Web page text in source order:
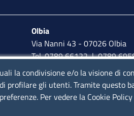
Olbia
Via Nanni 43 - 07026 Olbia
Tel. 0789 66122 | 0789
mail:
lunedì al venerdì: 9,00 -
17,00
la condivisione e/o la visione di
profilare gli utenti. Tramite questo
Per vedere la Cookie